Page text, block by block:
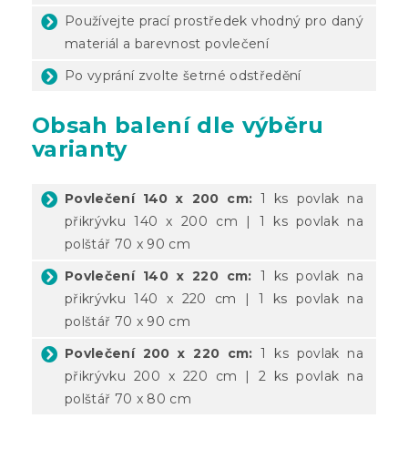
Používejte prací prostředek vhodný pro daný
materiál a barevnost povlečení
Po vyprání zvolte šetrné odstředění
Obsah balení dle výběru
varianty
Povlečení 140 x 200 cm: 1 ks povlak na
přikrývku 140 x 200 cm | 1 ks povlak na
polštář 70 x 90 cm
Povlečení 140 x 220 cm: 1 ks povlak na
přikrývku 140 x 220 cm | 1 ks povlak na
polštář 70 x 90 cm
Povlečení 200 x 220 cm: 1 ks povlak na
přikrývku 200 x 220 cm | 2 ks povlak na
polštář 70 x 80 cm